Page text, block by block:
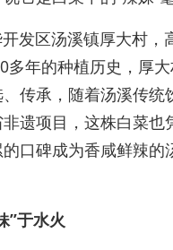
发区汤溪镇厚大村，
多年的种植历史，厚
传承，随着汤溪传统
遗项目，这株白菜也
口碑成为香咸鲜辣的
”于水火